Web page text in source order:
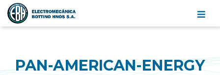
Electromecánica
S.A.
PAN-AMERICAN-ENERGY